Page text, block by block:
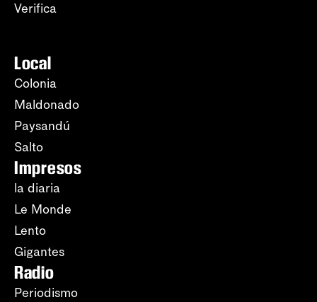
Verifica
Local
Colonia
Maldonado
Paysandú
Salto
Impresos
la diaria
Le Monde
Lento
Gigantes
Radio
Periodismo